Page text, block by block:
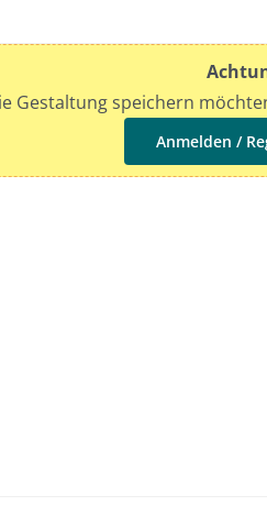
Gestaltung speichern
Anmelden /